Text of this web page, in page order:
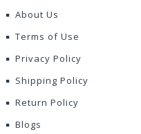
About Us
Terms of Use
Privacy Policy
Shipping Policy
Return Policy
Blogs